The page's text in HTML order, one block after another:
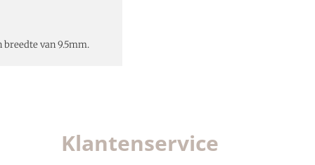
breedte van 9.5mm.
Klantenservice